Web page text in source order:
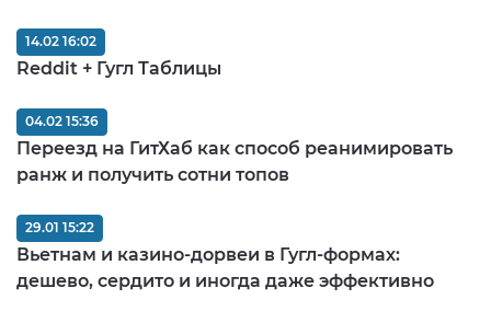
Reddit + Гугл Таблицы
14.02 16:02
Переезд на ГитХаб как способ реанимировать
ранж и получить сотни топов
04.02 15:36
Вьетнам и казино-дорвеи в Гугл-формах:
дешево, сердито и иногда даже эффективно
29.01 15:22